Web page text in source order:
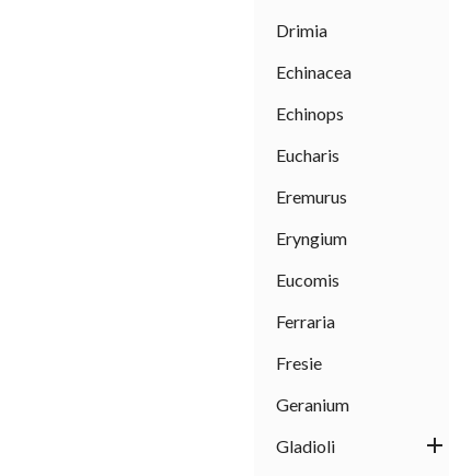
Drimia
Echinacea
Echinops
Eucharis
Eremurus
Eryngium
Eucomis
Ferraria
Fresie
Geranium
Gladioli
